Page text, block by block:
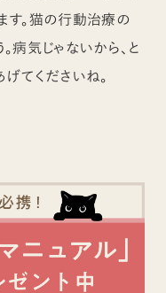
す。猫の行動治療の
病気じゃないから、と
てくださいね。